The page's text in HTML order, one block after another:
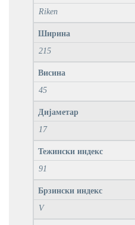
Riken
Ширина
215
Висина
45
Дијаметар
17
Тежински индекс
91
Брзински индекс
V